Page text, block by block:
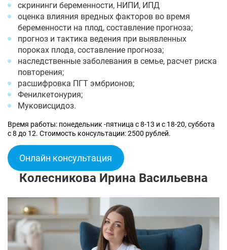
скрининги беременности, НИПИ, ИПД
оценка влияния вредных факторов во время
беременности на плод, составление прогноза;
прогноз и тактика ведения при выявленных
пороках плода, составление прогноза;
наследственные заболевания в семье, расчет риска
повторения;
расшифровка ПГТ эмбрионов;
Фенилкетонурия;
Муковисцидоз.
Время работы: понедельник -пятница с 8-13 и с 18-20, суббота
с 8 до 12. Стоимость консультации: 2500 рублей.
Онлайн консультация
Колесникова Ирина Васильевна